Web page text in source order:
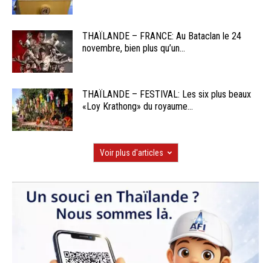
THAÏLANDE – FRANCE: Au Bataclan le 24
novembre, bien plus qu’un...
THAÏLANDE – FESTIVAL: Les six plus beaux
«Loy Krathong» du royaume...
Voir plus d'articles